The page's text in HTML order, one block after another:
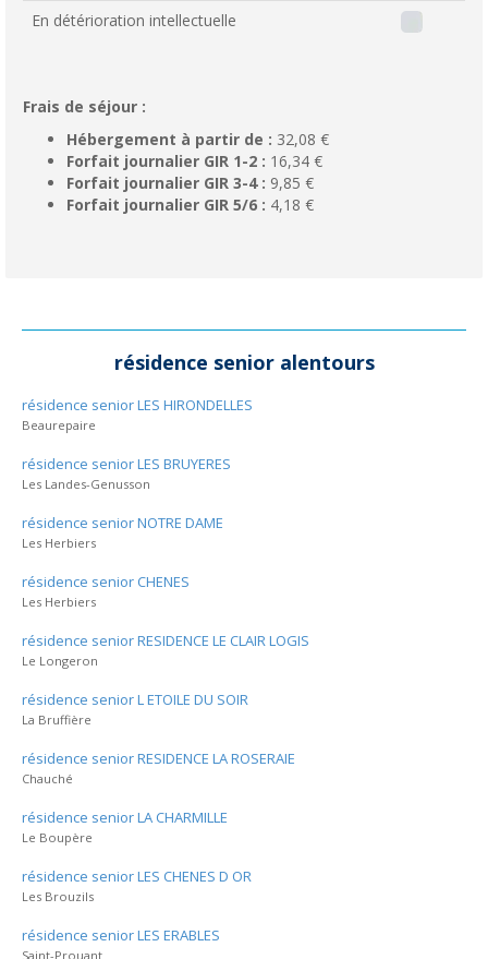
En détérioration intellectuelle
Frais de séjour :
Hébergement à partir de : 32,08 €
Forfait journalier GIR 1-2 : 16,34 €
Forfait journalier GIR 3-4 : 9,85 €
Forfait journalier GIR 5/6 : 4,18 €
résidence senior alentours
résidence senior LES HIRONDELLES
Beaurepaire
résidence senior LES BRUYERES
Les Landes-Genusson
résidence senior NOTRE DAME
Les Herbiers
résidence senior CHENES
Les Herbiers
résidence senior RESIDENCE LE CLAIR LOGIS
Le Longeron
résidence senior L ETOILE DU SOIR
La Bruffière
résidence senior RESIDENCE LA ROSERAIE
Chauché
résidence senior LA CHARMILLE
Le Boupère
résidence senior LES CHENES D OR
Les Brouzils
résidence senior LES ERABLES
Saint-Prouant